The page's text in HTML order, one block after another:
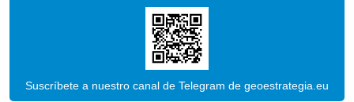
Suscríbete a nuestro canal de Telegram de geoestrategia.eu